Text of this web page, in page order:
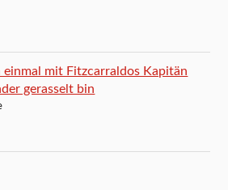
einmal mit Fitzcarraldos Kapitän
gerasselt bin